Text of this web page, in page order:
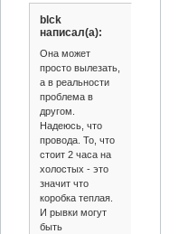
blck
написал(а):
Она может
просто вылезать,
а в реальности
проблема в
другом.
Надеюсь, что
провода. То, что
стоит 2 часа на
холостых - это
значит что
коробка теплая.
И рывки могут
быть